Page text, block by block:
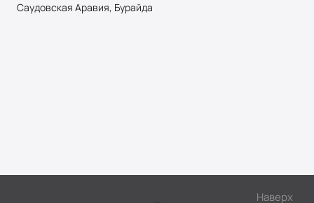
Саудовская Аравия, Бурайда
Наверх